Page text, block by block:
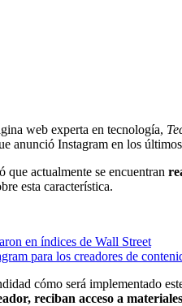
web experta en tecnología,
anunció Instagram en los
que actualmente se encuentran
esta característica.
en índices de Wall Street
para los creadores de
cómo será implementado
reciban acceso a